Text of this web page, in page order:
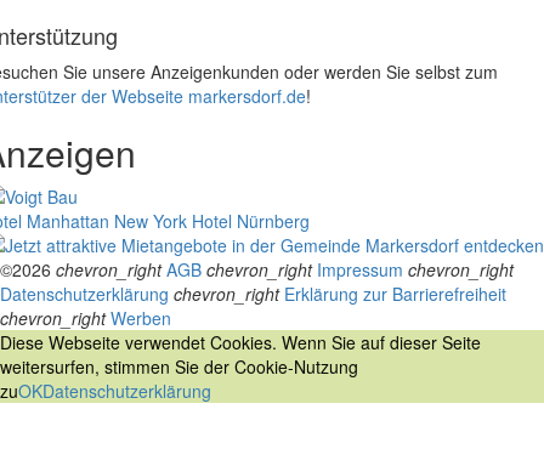
Sie unsere Anzeigenkunden oder werden Sie selbst zum
der Webseite markersdorf.de!
Manhattan New York Hotel Nürnberg
©2026 chevron_right AGB chevron_right Impressum chevron_right
Datenschutzerklärung chevron_right Erklärung zur Barrierefreiheit
chevron_right Werben
Diese Webseite verwendet Cookies. Wenn Sie auf dieser Seite
weitersurfen, stimmen Sie der Cookie-Nutzung
zuOKDatenschutzerklärung